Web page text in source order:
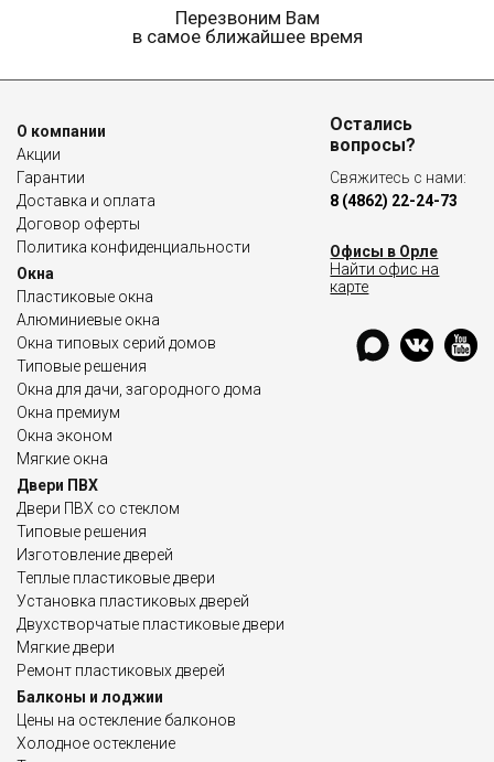
Перезвоним Вам
в самое ближайшее время
О компании
Акции
Гарантии
Доставка и оплата
Договор оферты
Политика конфиденциальности
Окна
Пластиковые окна
Алюминиевые окна
Окна типовых серий домов
Типовые решения
Окна для дачи, загородного дома
Окна премиум
Окна эконом
Мягкие окна
Двери ПВХ
Двери ПВХ со стеклом
Типовые решения
Изготовление дверей
Теплые пластиковые двери
Установка пластиковых дверей
Двухстворчатые пластиковые двери
Мягкие двери
Ремонт пластиковых дверей
Балконы и лоджии
Цены на остекление балконов
Холодное остекление
Остались
вопросы?
Свяжитесь с нами:
8 (4862) 22-24-73
Офисы в Орле
Найти офис на
карте